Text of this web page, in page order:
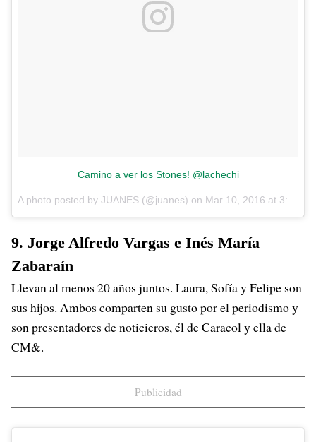
Camino a ver los Stones! @lachechi
A photo posted by JUANES (@juanes) on Mar 10, 2016 at 3:27pm PST
9. Jorge Alfredo Vargas e Inés María
Zabaraín
Llevan al menos 20 años juntos. Laura, Sofía y Felipe son
sus hijos. Ambos comparten su gusto por el periodismo y
son presentadores de noticieros, él de Caracol y ella de
CM&.
Publicidad